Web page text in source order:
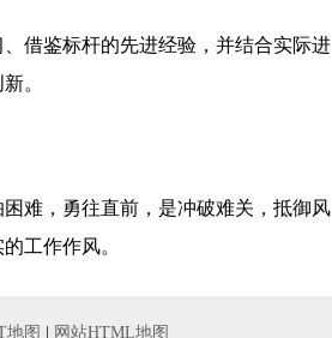
借鉴标杆的先进经验，并结合实际进
。
难，勇往直前，是冲破难关，抵御风
工作作风。
地图 网站HTML地图